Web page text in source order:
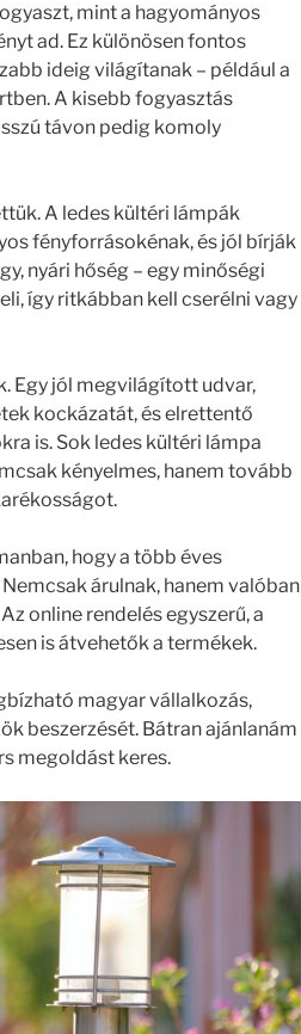
mint a hagyományos
ad. Ez különösen fontos
ideig világítanak – például a
A kisebb fogyasztás
távon pedig komoly
A ledes kültéri lámpák
fényforrásokénak, és jól bírják
nyári hőség – egy minőségi
így ritkábban kell cserélni vagy
Egy jól megvilágított udvar,
kockázatát, és elrettentő
is. Sok ledes kültéri lámpa
kényelmes, hanem tovább
hogy a több éves
árulnak, hanem valóban
online rendelés egyszerű, a
is átvehetők a termékek.
magyar vállalkozás,
beszerzését. Bátran ajánlanám
megoldást keres.